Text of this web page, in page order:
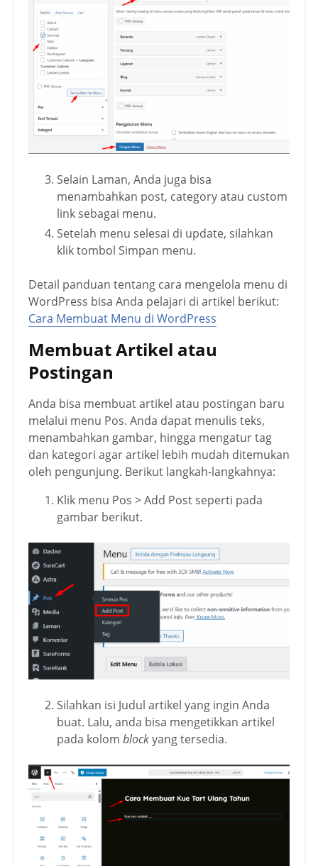
Selain Laman, Anda juga bisa
menambahkan post, category atau custom
link sebagai menu.
Setelah menu selesai di update, silahkan
klik tombol Simpan menu.
Detail panduan tentang cara mengelola menu di
WordPress bisa Anda pelajari di artikel berikut:
Cara Membuat Menu di WordPress
Membuat Artikel atau
Postingan
Anda bisa membuat artikel atau postingan baru
melalui menu Pos. Anda dapat menulis teks,
menambahkan gambar, hingga mengatur tag
dan kategori agar artikel lebih mudah ditemukan
oleh pengunjung. Berikut langkah-langkahnya:
Klik menu Pos > Add Post seperti pada
gambar berikut.
Silahkan isi Judul artikel yang ingin Anda
buat. Lalu, anda bisa mengetikkan artikel
pada kolom blockyang tersedia.